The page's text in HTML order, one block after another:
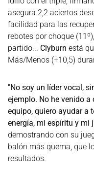
asegura 2,2 aciertos
facilidad para las
rebotes por choque
partido... Clyburn está
Más/Menos (+10,5)
"No soy un líder vocal,
ejemplo. No he venido
equipo, quiero ayudar a
energía, mi espíritu y mi
demostrando con su
balón más quema, que
resultados.